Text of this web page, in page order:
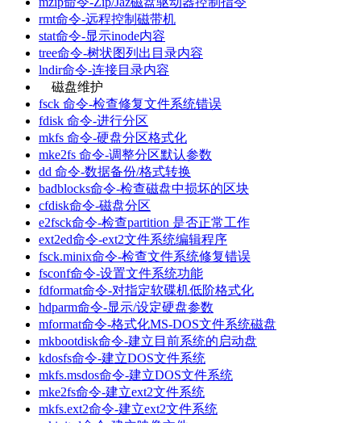
rmt命令-远程控制磁带机
stat命令-显示inode内容
tree命令-树状图列出目录内容
lndir命令-连接目录内容
磁盘维护
fsck 命令-检查修复文件系统错误
fdisk 命令-进行分区
mkfs 命令-硬盘分区格式化
mke2fs 命令-调整分区默认参数
dd 命令-数据备份/格式转换
badblocks命令-检查磁盘中损坏的区块
cfdisk命令-磁盘分区
e2fsck命令-检查partition 是否正常工作
ext2ed命令-ext2文件系统编辑程序
fsck.minix命令-检查文件系统修复错误
fsconf命令-设置文件系统功能
fdformat命令-对指定软碟机低阶格式化
hdparm命令-显示/设定硬盘参数
mformat命令-格式化MS-DOS文件系统磁盘
mkbootdisk命令-建立目前系统的启动盘
kdosfs命令-建立DOS文件系统
mkfs.msdos命令-建立DOS文件系统
mke2fs命令-建立ext2文件系统
mkfs.ext2命令-建立ext2文件系统